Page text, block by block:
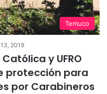
Temuco
2019
y UFRO
protección para
por Carabineros